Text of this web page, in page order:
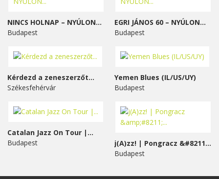
NINCS HOLNAP – NYÚLON...
Budapest
EGRI JÁNOS 60 – NYÚLON...
Budapest
Kérdezd a zeneszerzőt...
Székesfehérvár
Yemen Blues (IL/US/UY)
Budapest
Catalan Jazz On Tour |...
Budapest
j(A)zz! | Pongracz &#8211;...
Budapest